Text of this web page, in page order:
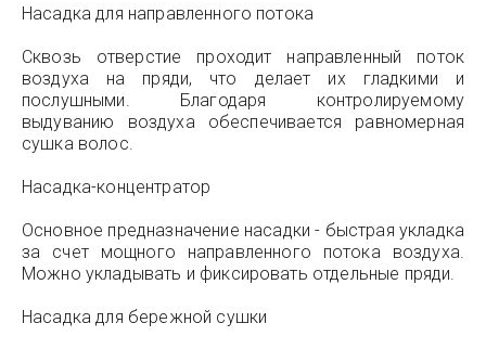
Насадка для направленного потока
Сквозь отверстие проходит направленный поток
воздуха на пряди, что делает их гладкими и
послушными. Благодаря контролируемому
выдуванию воздуха обеспечивается равномерная
сушка волос.
Насадка-концентратор
Основное предназначение насадки - быстрая укладка
за счет мощного направленного потока воздуха.
Можно укладывать и фиксировать отдельные пряди.
Насадка для бережной сушки